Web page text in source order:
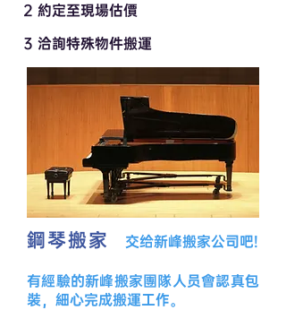
2 約定至現場估價
3 洽詢特殊物件搬運
鋼琴搬家 交给新峰搬家公司吧!
有經驗的新峰搬家團隊人员會認真包
裝，細心完成搬運工作。